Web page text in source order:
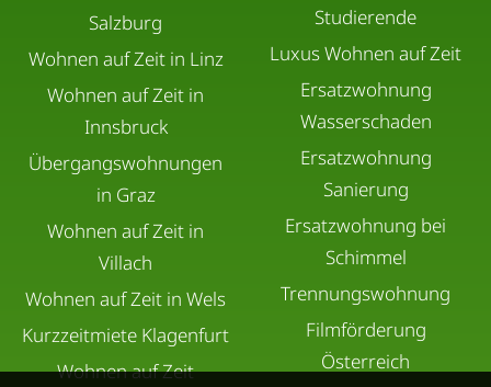
Salzburg
Wohnen auf Zeit in Linz
Wohnen auf Zeit in
Innsbruck
Übergangswohnungen
in Graz
Wohnen auf Zeit in
Villach
Wohnen auf Zeit in Wels
Kurzzeitmiete Klagenfurt
Wohnen auf Zeit
Studierende
Luxus Wohnen auf Zeit
Ersatzwohnung
Wasserschaden
Ersatzwohnung
Sanierung
Ersatzwohnung bei
Schimmel
Trennungswohnung
Filmförderung
Österreich